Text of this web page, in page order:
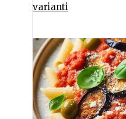
varianti